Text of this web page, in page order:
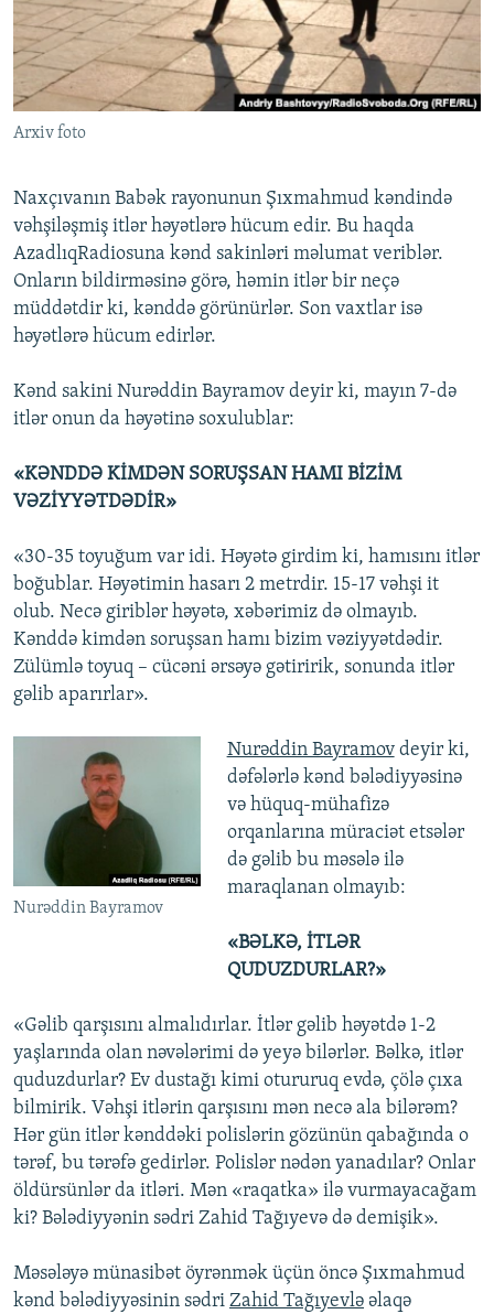
İNFOQRAFIKA
KARIKATURA
AZƏRBAYCAN ƏDƏBIYYATI KITABXANASI
İSLAM VƏ DEMOKRATIYA
İZ - MƏDƏNIYYƏT PROQRAMI
MISSIYAMIZ
PEŞƏ ETIKASI VƏ JURNALISTIKA STANDARTLARIMIZ
MATERIALLARIMIZDAN ISTIFADƏ
AZADLIQRADIOSU MOBIL TELEFONUNUZDA
XƏBƏR BÜLLETENLƏRIMIZ
BIZI IZLƏ
RFE/RL-in bütün saytları
Arxiv foto
Naxçıvanın Babək rayonunun Şıxmahmud kəndində
vəhşiləşmiş itlər həyətlərə hücum edir. Bu haqda
AzadlıqRadiosuna kənd sakinləri məlumat veriblər.
Onların bildirməsinə görə, həmin itlər bir neçə
müddətdir ki, kənddə görünürlər. Son vaxtlar isə
həyətlərə hücum edirlər.
Kənd sakini Nurəddin Bayramov deyir ki, mayın 7-də
itlər onun da həyətinə soxulublar:
«KƏNDDƏ KİMDƏN SORUŞSAN HAMI BİZİM
VƏZİYYƏTDƏDİR»
«30-35 toyuğum var idi. Həyətə girdim ki, hamısını itlər
boğublar. Həyətimin hasarı 2 metrdir. 15-17 vəhşi it
olub. Necə giriblər həyətə, xəbərimiz də olmayıb.
Kənddə kimdən soruşsan hamı bizim vəziyyətdədir.
Zülümlə toyuq – cücəni ərsəyə gətiririk, sonunda itlər
gəlib aparırlar».
Nurəddin Bayramov
Nurəddin Bayramovdeyir ki,
dəfələrlə kənd bələdiyyəsinə
və hüquq-mühafizə
orqanlarına müraciət etsələr
də gəlib bu məsələ ilə
maraqlanan olmayıb:
«BƏLKƏ, İTLƏR
QUDUZDURLAR?»
«Gəlib qarşısını almalıdırlar. İtlər gəlib həyətdə 1-2
yaşlarında olan nəvələrimi də yeyə bilərlər. Bəlkə, itlər
quduzdurlar? Ev dustağı kimi otururuq evdə, çölə çıxa
bilmirik. Vəhşi itlərin qarşısını mən necə ala bilərəm?
Hər gün itlər kənddəki polislərin gözünün qabağında o
tərəf, bu tərəfə gedirlər. Polislər nədən yanadılar? Onlar
öldürsünlər da itləri. Mən «raqatka» ilə vurmayacağam
ki? Bələdiyyənin sədri Zahid Tağıyevə də demişik».
Məsələyə münasibət öyrənmək üçün öncə Şıxmahmud
kənd bələdiyyəsinin sədri Zahid Tağıyevlə əlaqə